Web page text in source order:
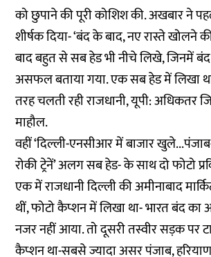
को छुपाने की पूरी कोशिश की. अखबार ने
शीर्षक दिया- ‘बंद के बाद, नए रास्ते खोलने
बाद बहुत से सब हेड भी नीचे लिखे, जिनमें
असफल बताया गया. एक सब हेड में लिखा
तरह चलती रही राजधानी, यूपी: अधिकतर
माहौल.
वहीं ‘दिल्ली-एनसीआर में बाजार
रोकी ट्रेनें’ अलग सब हेड- के साथ दो फोटो
एक में राजधानी दिल्ली की अमीनाबाद
थीं, फोटो कैप्शन में लिखा था- भारत बंद का
नजर नहीं आया. तो दूसरी तस्वीर सड़क पर
कैप्शन था-सबसे ज्यादा असर पंजाब,